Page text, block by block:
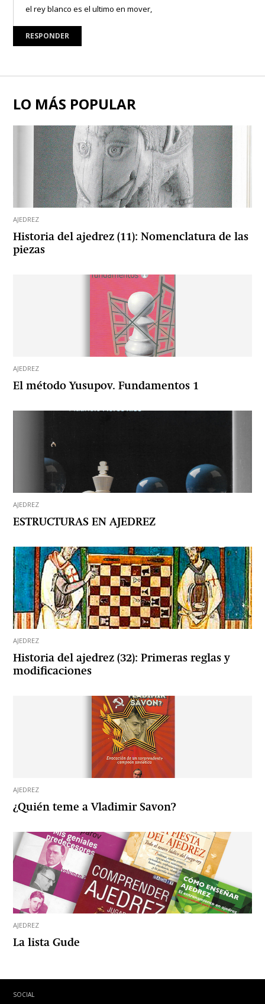
el rey blanco es el ultimo en mover,
RESPONDER
LO MÁS POPULAR
AJEDREZ
Historia del ajedrez (11): Nomenclatura de las
piezas
AJEDREZ
El método Yusupov. Fundamentos 1
AJEDREZ
ESTRUCTURAS EN AJEDREZ
AJEDREZ
Historia del ajedrez (32): Primeras reglas y
modificaciones
AJEDREZ
¿Quién teme a Vladimir Savon?
AJEDREZ
La lista Gude
SOCIAL